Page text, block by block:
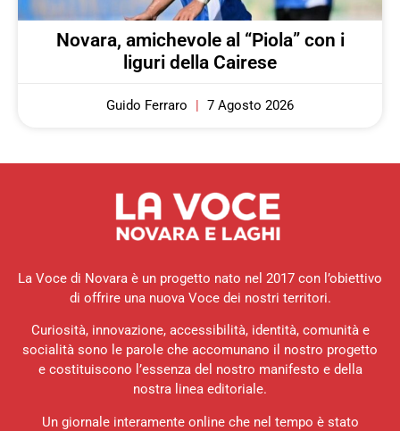
Novara, amichevole al “Piola” con i
liguri della Cairese
Guido Ferraro 7 Agosto 2026
La Voce di Novara è un progetto nato nel 2017 con l’obiettivo
di offrire una nuova Voce dei nostri territori.
Curiosità, innovazione, accessibilità, identità, comunità e
socialità sono le parole che accomunano il nostro progetto
e costituiscono l’essenza del nostro manifesto e della
nostra linea editoriale.
Un giornale interamente online che nel tempo è stato